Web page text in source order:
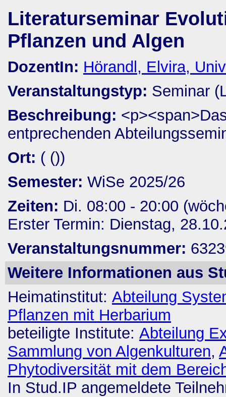
Literaturseminar
Pflanzen und Algen
DozentIn: Hörandl, Elvira,
Veranstaltungstyp: Seminar
Beschreibung:
entprechenden
Ort: ( ())
Semester: WiSe 2025/26
Zeiten: Di. 08:00 - 20:00
Erster Termin: Dienstag,
Veranstaltungsnummer:
Weitere Informationen aus
Heimatinstitut: Abteilung
Pflanzen mit Herbarium
beteiligte Institute: Abteilung
Sammlung von Algenkulturen,
Phytodiversität mit dem
In Stud.IP angemeldete